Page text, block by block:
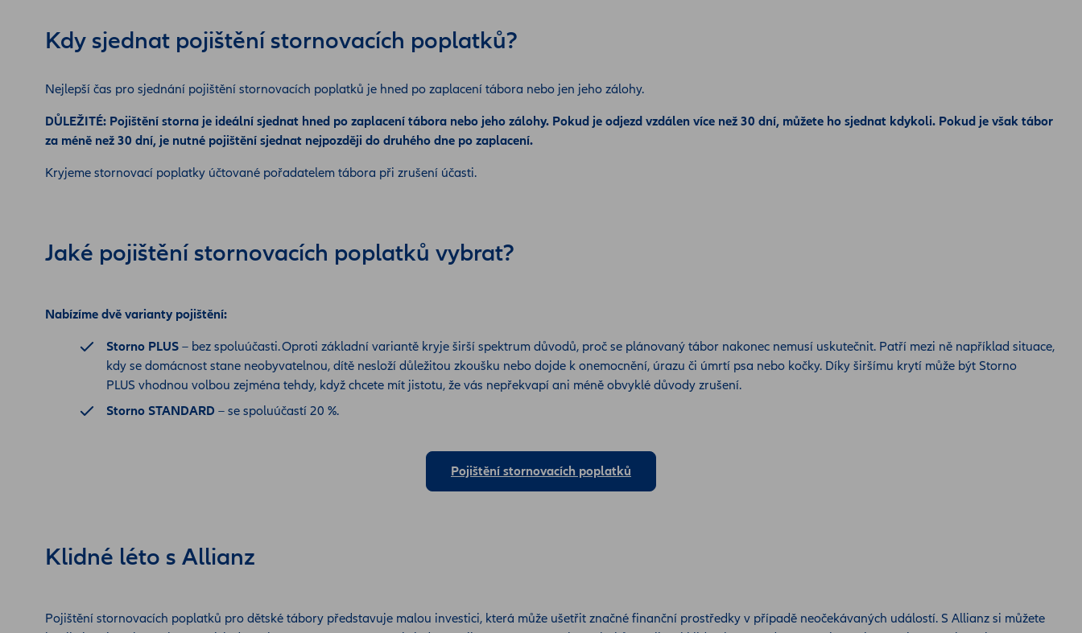
Kdy sjednat pojištění stornovacích poplatků?
Nejlepší čas pro sjednání pojištění stornovacích poplatků je hned po zaplacení tábora nebo jen jeho zálohy.
DŮLEŽITÉ: Pojištění storna je ideální sjednat hned po zaplacení tábora nebo jeho zálohy. Pokud je odjezd vzdálen více než 30 dní, můžete ho sjednat kdykoli. Pokud je však tábor
za méně než 30 dní, je nutné pojištění sjednat nejpozději do druhého dne po zaplacení.
Kryjeme stornovací poplatky účtované pořadatelem tábora při zrušení účasti.
Jaké pojištění stornovacích poplatků vybrat?
Nabízíme dvě varianty pojištění:
Storno PLUS – bez spoluúčasti. Oproti základní variantě kryje širší spektrum důvodů, proč se plánovaný tábor nakonec nemusí uskutečnit. Patří mezi ně například situace,
kdy se domácnost stane neobyvatelnou, dítě nesloží důležitou zkoušku nebo dojde k onemocnění, úrazu či úmrtí psa nebo kočky. Díky širšímu krytí může být Storno
PLUS vhodnou volbou zejména tehdy, když chcete mít jistotu, že vás nepřekvapí ani méně obvyklé důvody zrušení.
Storno STANDARD – se spoluúčastí 20 %.
Pojištění stornovacích poplatků
Klidné léto s Allianz
Pojištění stornovacích poplatků pro dětské tábory představuje malou investici, která může ušetřit značné finanční prostředky v případě neočekávaných událostí. S Allianz si můžete